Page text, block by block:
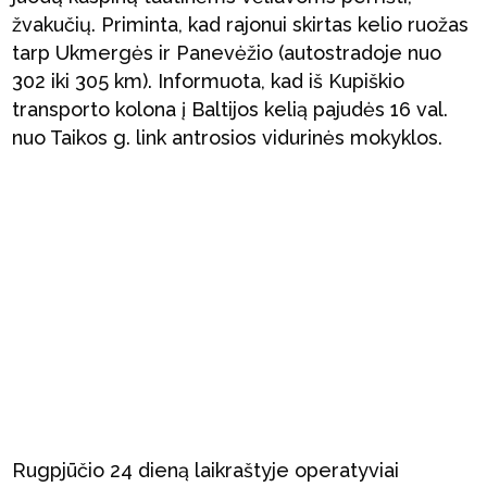
žvakučių. Priminta, kad rajonui skirtas kelio ruožas
tarp Ukmergės ir Panevėžio (autostradoje nuo
302 iki 305 km). Informuota, kad iš Kupiškio
transporto kolona į Baltijos kelią pajudės 16 val.
nuo Taikos g. link antrosios vidurinės mokyklos.
Rugpjūčio 24 dieną laikraštyje operatyviai